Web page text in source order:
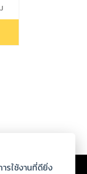
รใช้งานที่ดียิ่ง